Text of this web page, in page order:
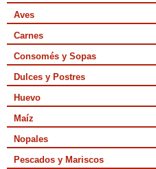
Aves
Carnes
Consomés y Sopas
Dulces y Postres
Huevo
Maíz
Nopales
Pescados y Mariscos